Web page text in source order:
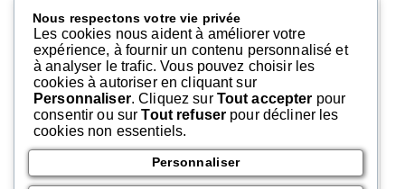
Nous respectons votre vie privée
Les cookies nous aident à améliorer votre
expérience, à fournir un contenu personnalisé et
à analyser le trafic. Vous pouvez choisir les
cookies à autoriser en cliquant sur
Personnaliser. Cliquez sur Tout accepter pour
consentir ou surTout refuser pour décliner les
cookies non essentiels.
Personnaliser